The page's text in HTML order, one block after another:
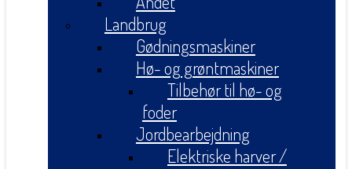
Landbrug
Gødningsmaskiner
Hø- og grøntmaskiner
Tilbehør til hø- og
foder
Jordbearbejdning
Elektriske harver /